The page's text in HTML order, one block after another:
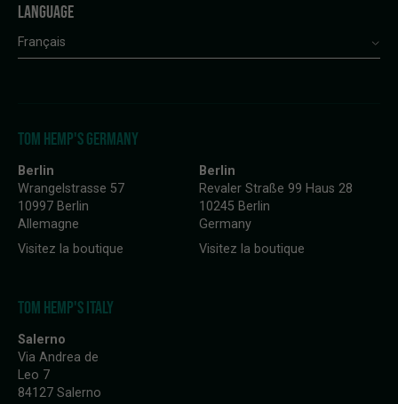
LANGUAGE
Français
TOM HEMP'S GERMANY
Berlin
Wrangelstrasse 57
10997 Berlin
Allemagne
Visitez la boutique
Berlin
Revaler Straße 99 Haus 28
10245 Berlin
Germany
Visitez la boutique
TOM HEMP'S ITALY
Salerno
Via Andrea de
Leo 7
84127 Salerno